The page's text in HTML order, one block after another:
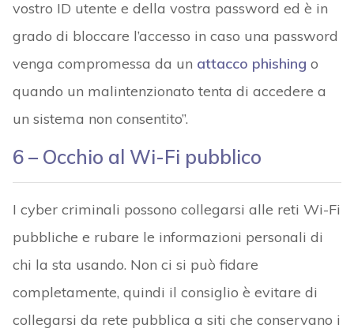
vostro ID utente e della vostra password ed è in
grado di bloccare l’accesso in caso una password
venga compromessa da un attacco phishing o
quando un malintenzionato tenta di accedere a
un sistema non consentito”.
6 – Occhio al Wi-Fi pubblico
I cyber criminali possono collegarsi alle reti Wi-Fi
pubbliche e rubare le informazioni personali di
chi la sta usando. Non ci si può fidare
completamente, quindi il consiglio è evitare di
collegarsi da rete pubblica a siti che conservano i